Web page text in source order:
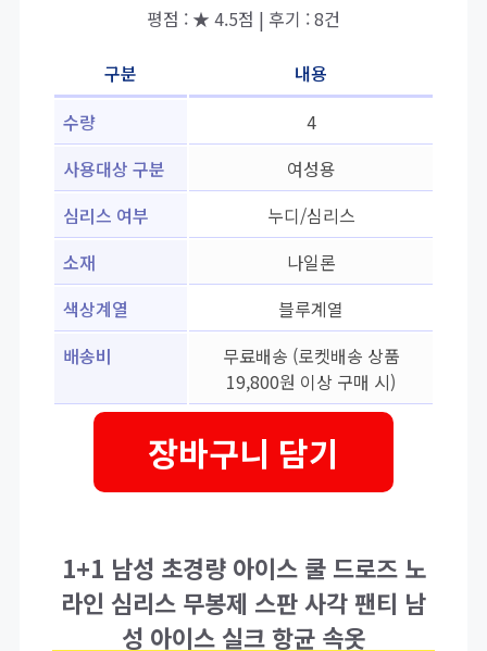
평점 : ★ 4.5점 | 후기 : 8건
구분
내용
수량
4
사용대상 구분
여성용
심리스 여부
누디/심리스
소재
나일론
색상계열
블루계열
배송비
무료배송 (로켓배송 상품
19,800원 이상 구매 시)
장바구니 담기
1+1 남성 초경량 아이스 쿨 드로즈 노
라인 심리스 무봉제 스판 사각 팬티 남
성 아이스 실크 항균 속옷